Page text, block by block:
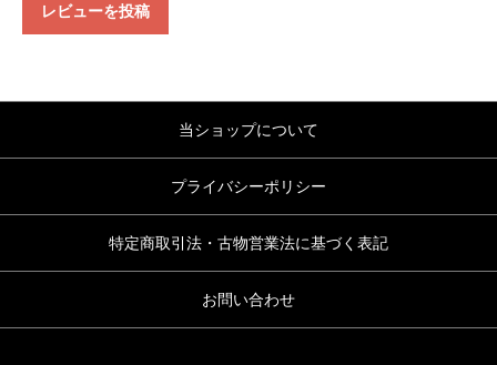
レビューを投稿
当ショップについて
プライバシーポリシー
特定商取引法・古物営業法に基づく表記
お問い合わせ